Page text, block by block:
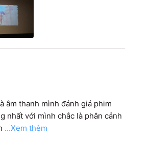
âm thanh mình đánh giá phim
nhất với mình chắc là phân cảnh
...Xem thêm